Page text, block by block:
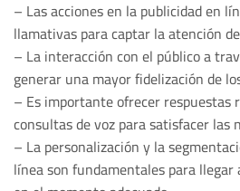
– Las acciones en la publicidad en
llamativas para captar la atención
– La interacción con el público a
generar una mayor fidelización de
– Es importante ofrecer respuestas
consultas de voz para satisfacer las
– La personalización y la
línea son fundamentales para